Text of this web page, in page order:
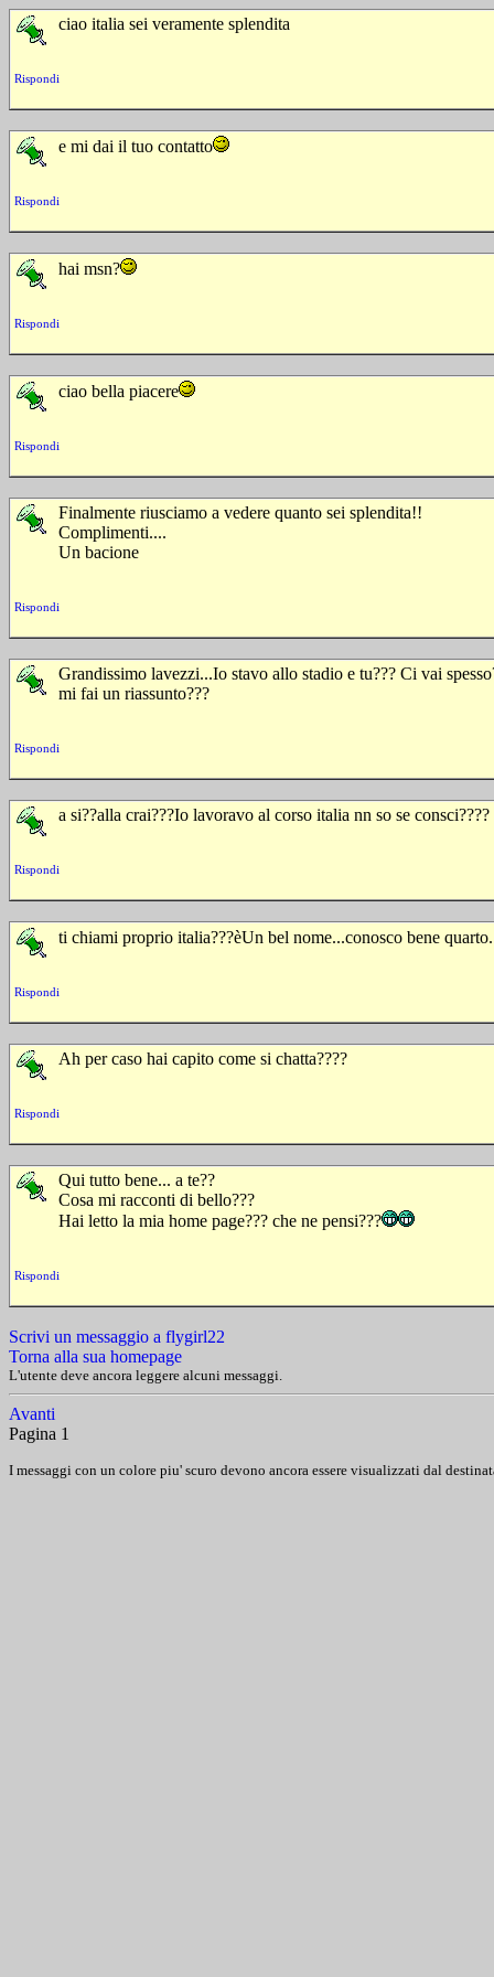
ciao italia sei veramente splendita
Rispondi
e mi dai il tuo contatto
Rispondi
hai msn?
Rispondi
ciao bella piacere
Rispondi
Finalmente riusciamo a vedere quanto sei splendita!!
Complimenti....
Un bacione
Rispondi
Grandissimo lavezzi...Io stavo allo stadio e tu??? Ci vai
mi fai un riassunto???
Rispondi
a si??alla crai???Io lavoravo al corso italia nn so se consci????
Rispondi
ti chiami proprio italia???èUn bel nome...conosco bene
Rispondi
Ah per caso hai capito come si chatta????
Rispondi
Qui tutto bene... a te??
Cosa mi racconti di bello???
Hai letto la mia home page??? che ne pensi???
Rispondi
Scrivi un messaggio a flygirl22
Torna alla sua homepage
L'utente deve ancora leggere alcuni messaggi.
Avanti
Pagina 1
I messaggi con un colore piu' scuro devono ancora essere visualizzati dal